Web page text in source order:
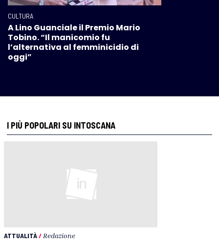
CULTURA
A Lino Guanciale il Premio Mario
Tobino. “Il manicomio fu
l’alternativa al femminicidio di
oggi”
I PIÙ POPOLARI SU INTOSCANA
ATTUALITÀ/ Redazione